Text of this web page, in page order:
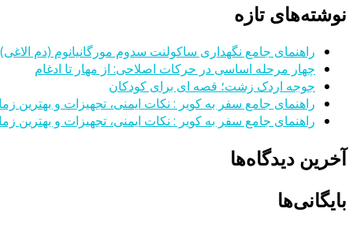
نوشته‌های تازه
راهنمای جامع نگهداری ساکولنت سدوم مورگانیانوم (دم الاغی)
چهار مرحله اساسی در حرکات اصلاحی: از مهار تا ادغام
جوجه اردک زشت؛ قصه ای برای کودکان
راهنمای جامع سفر به کویر : نکات ایمنی، تجهیزات و بهترین
راهنمای جامع سفر به کویر : نکات ایمنی، تجهیزات و بهترین
آخرین دیدگاه‌ها
بایگانی‌ها